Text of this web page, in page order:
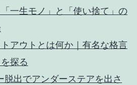
一生モノ」と「使い捨て」の
アウトとは何か｜有名な格言
探る
脱出でアンダーステアを出さ